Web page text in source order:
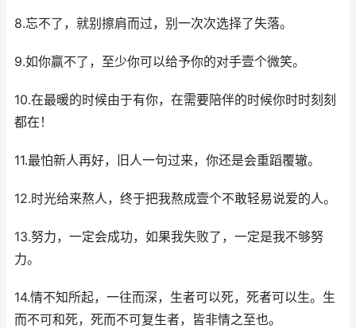
8.忘不了，就别擦肩而过，别一次次选择了失落。
9.如你赢不了，至少你可以给予你的对手壹个微笑。
10.在最暖的时候由于有你，在需要陪伴的时候你时时刻刻
都在！
11.最怕新人再好，旧人一句过来，你还是会重蹈覆辙。
12.时光给来熬人，终于把我熬成壹个不敢轻易说爱的人。
13.努力，一定会成功，如果我失败了，一定是我不够努
力。
14.情不知所起，一往而深，生者可以死，死者可以生。生
而不可和死，死而不可复生者，皆非情之至也。